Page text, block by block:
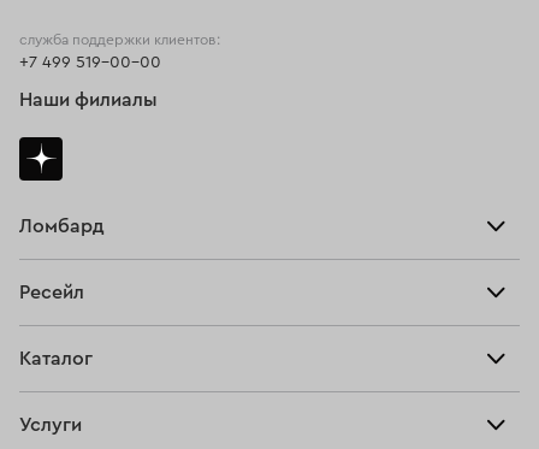
Ломбард
Тарифы
Ресейл
Купить
Каталог
Услуги
служба поддержки клиентов:
+7 499 519-00-00
Наши филиалы